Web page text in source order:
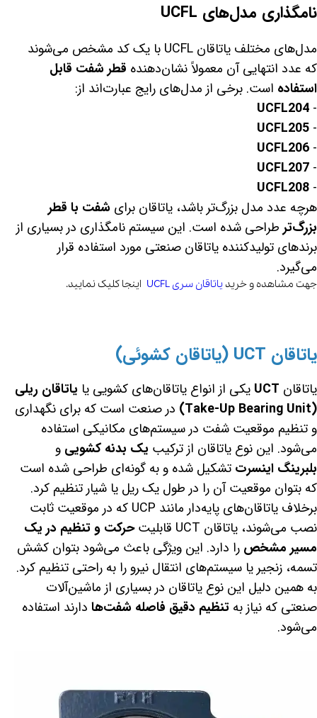
نامگذاری مدل‌های UCFL
مدل‌های مختلف یاتاقان UCFL با یک کد مشخص می‌شوند
که عدد انتهایی آن معمولاً نشان‌دهنده قطر شفت قابل
استفاده است. برخی از مدل‌های رایج عبارت‌اند از:
-
UCFL204
-
UCFL205
-
UCFL206
-
UCFL207
-
UCFL208
هرچه عدد مدل بزرگ‌تر باشد، یاتاقان برای شفت با قطر
بزرگ‌تر طراحی شده است. این سیستم نامگذاری در بسیاری از
برندهای تولیدکننده یاتاقان صنعتی مورد استفاده قرار
می‌گیرد.
جهت مشاهده و خریدیاتاقان سری UCFL اینجا کلیک نمایید.
یاتاقان UCT (یاتاقان کشوئی)
یاتاقان UCT یکی از انواع یاتاقان‌های کشویی یا یاتاقان ریلی
(Take-Up Bearing Unit)
در صنعت است که برای نگهداری
و تنظیم موقعیت شفت در سیستم‌های مکانیکی استفاده
می‌شود. این نوع یاتاقان از ترکیب یک بدنه کشویی و
بلبرینگ اینسرت تشکیل شده و به گونه‌ای طراحی شده است
که بتوان موقعیت آن را در طول یک ریل یا شیار تنظیم کرد.
برخلاف یاتاقان‌های پایه‌دار مانند UCP که در موقعیت ثابت
نصب می‌شوند، یاتاقان UCT قابلیت
حرکت و تنظیم در یک
مسیر مشخص را دارد. این ویژگی باعث می‌شود بتوان کشش
تسمه، زنجیر یا سیستم‌های انتقال نیرو را به راحتی تنظیم کرد.
به همین دلیل این نوع یاتاقان در بسیاری از ماشین‌آلات
صنعتی که نیاز بهتنظیم دقیق فاصله شفت‌ها دارند استفاده
می‌شود.